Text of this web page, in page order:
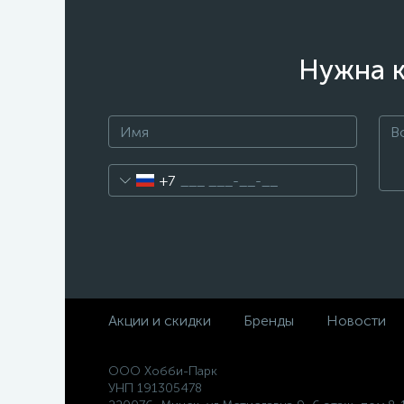
Нужна
+7
Акции и скидки Бренды Новости
ООО Хобби-Парк
УНП 191305478